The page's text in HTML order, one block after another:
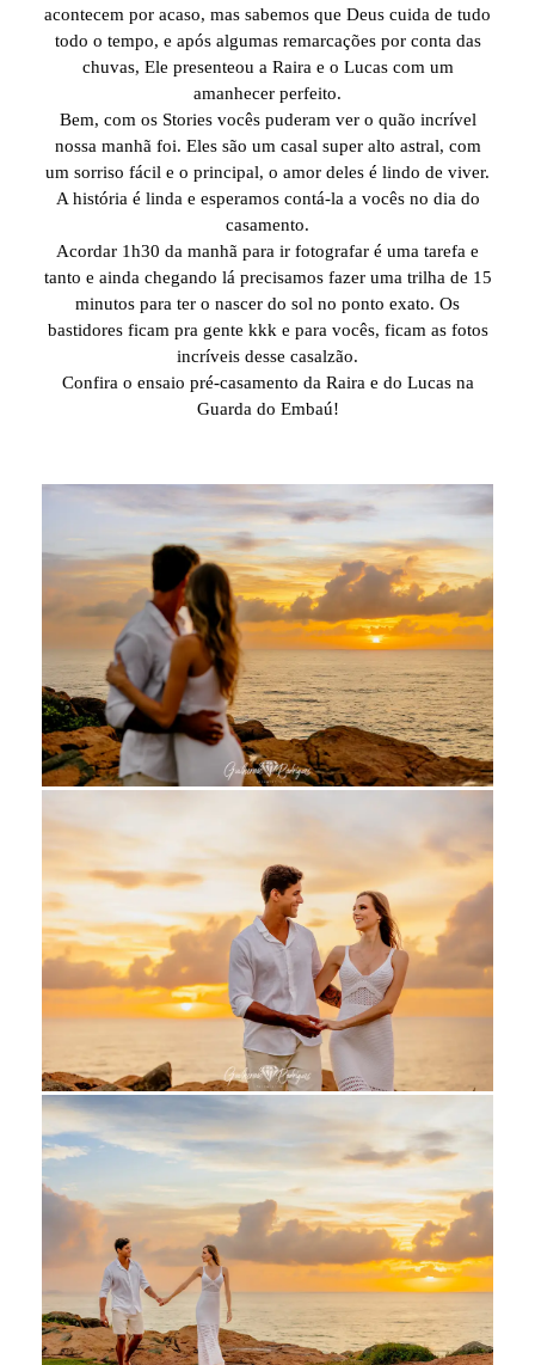
acontecem por acaso, mas sabemos que Deus cuida de tudo
todo o tempo, e após algumas remarcações por conta das
chuvas, Ele presenteou a Raira e o Lucas com um
amanhecer perfeito.
Bem, com os Stories vocês puderam ver o quão incrível
nossa manhã foi. Eles são um casal super alto astral, com
um sorriso fácil e o principal, o amor deles é lindo de viver.
A história é linda e esperamos contá-la a vocês no dia do
casamento.
Acordar 1h30 da manhã para ir fotografar é uma tarefa e
tanto e ainda chegando lá precisamos fazer uma trilha de 15
minutos para ter o nascer do sol no ponto exato. Os
bastidores ficam pra gente kkk e para vocês, ficam as fotos
incríveis desse casalzão.
Confira o ensaio pré-casamento da Raira e do Lucas na
Guarda do Embaú!